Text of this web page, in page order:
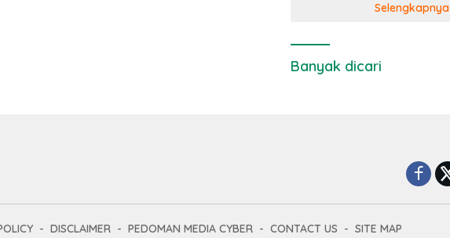
Selengkapnya
Banyak dicari
DISCLAIMER PEDOMAN MEDIA CYBER CONTACT US SITE MAP